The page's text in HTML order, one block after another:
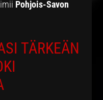
Pohjois-Savon
TÄRKEÄN